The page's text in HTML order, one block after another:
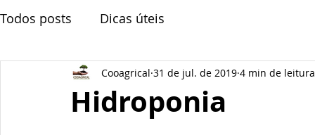
Todos posts Dicas úteis
Hidroponia
Cooagrical 31 de jul. de 2019 4 min de leitura